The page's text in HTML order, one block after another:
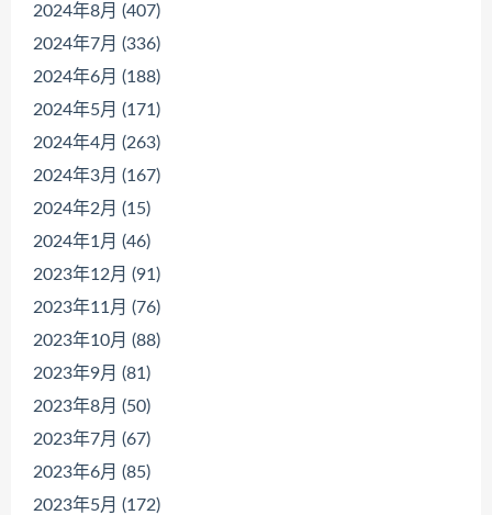
2024年8月 (407)
2024年7月 (336)
2024年6月 (188)
2024年5月 (171)
2024年4月 (263)
2024年3月 (167)
2024年2月 (15)
2024年1月 (46)
2023年12月 (91)
2023年11月 (76)
2023年10月 (88)
2023年9月 (81)
2023年8月 (50)
2023年7月 (67)
2023年6月 (85)
2023年5月 (172)